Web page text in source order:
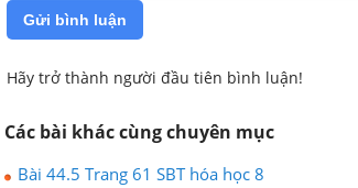
Gửi bình luận
Hãy trở thành người đầu tiên bình luận!
Các bài khác cùng chuyên mục
Bài 44.5 Trang 61 SBT hóa học 8